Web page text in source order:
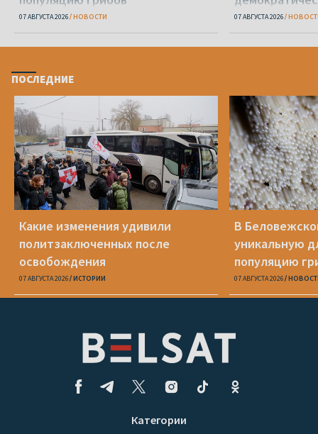
07 АВГУСТА 2026 НОВОСТИ 07 АВГУСТА 2026
ПОСЛЕДНИЕ
Какие изменения удивили
политзаключенных после
освобождения
07 АВГУСТА 2026 ИСТОРИИ
В
уникальную
популяцию
07 АВГУСТА 2026
Категории